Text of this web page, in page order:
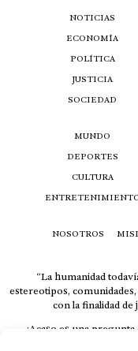
NOTICIAS
ECONOMÍA
POLÍTICA
JUSTICIA
SOCIEDAD
MUNDO
DEPORTES
CULTURA
NOSOTROS
“La humanidad
estereotipos,
con la finalidad
¿Acaso es una
respuesta al instante,